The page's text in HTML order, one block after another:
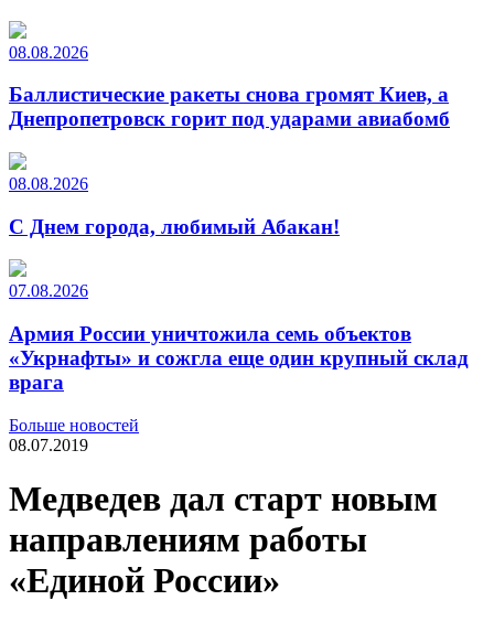
08.08.2026
Баллистические ракеты снова громят Киев, а
Днепропетровск горит под ударами авиабомб
08.08.2026
С Днем города, любимый Абакан!
07.08.2026
Армия России уничтожила семь объектов
«Укрнафты» и сожгла еще один крупный склад
врага
Больше новостей
08.07.2019
Медведев дал старт новым
направлениям работы
«Единой России»